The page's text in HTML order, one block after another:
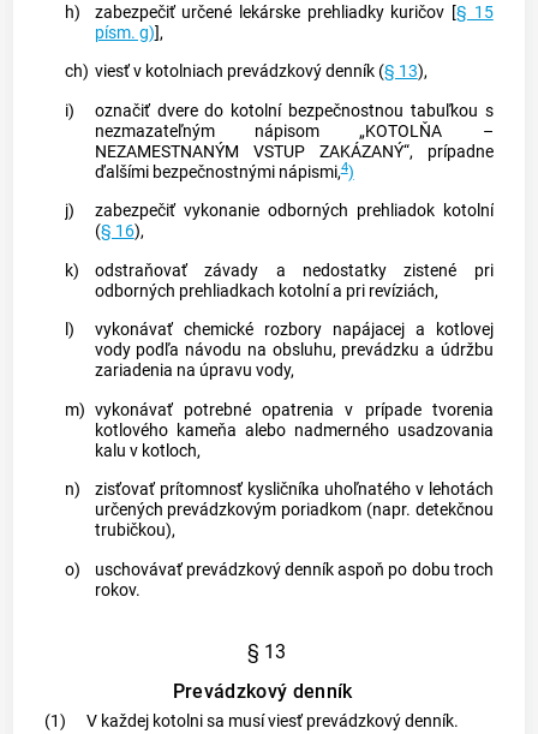
h)
zabezpečiť určené lekárske prehliadky kuričov [§ 15
písm. g)],
ch) viesť v kotolniach prevádzkový denník (§ 13),
i)
označiť dvere do kotolní bezpečnostnou tabuľkou s
nezmazateľným nápisom „KOTOLŇA –
NEZAMESTNANÝM VSTUP ZAKÁZANÝ“, prípadne
ďalšími bezpečnostnými nápismi,4)
j)
zabezpečiť vykonanie odborných prehliadok kotolní
(§ 16),
k)
odstraňovať závady a nedostatky zistené pri
odborných prehliadkach kotolní a pri revíziách,
l)
vykonávať chemické rozbory napájacej a kotlovej
vody podľa návodu na obsluhu, prevádzku a údržbu
zariadenia na úpravu vody,
m) vykonávať potrebné opatrenia v prípade tvorenia
kotlového kameňa alebo nadmerného usadzovania
kalu v kotloch,
n)
zisťovať prítomnosť kysličníka uhoľnatého v lehotách
určených prevádzkovým poriadkom (napr. detekčnou
trubičkou),
o)
uschovávať prevádzkový denník aspoň po dobu troch
rokov.
§ 13
Prevádzkový denník
(1)
V každej kotolni sa musí viesť prevádzkový denník.